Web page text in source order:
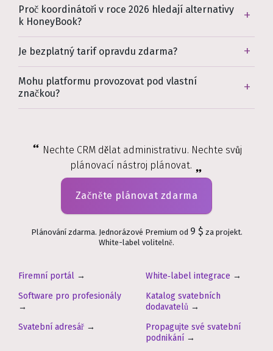
Proč koordinátoři v roce 2026 hledají alternativy
k HoneyBook?
Je bezplatný tarif opravdu zdarma?
Mohu platformu provozovat pod vlastní
značkou?
Nechte CRM dělat administrativu. Nechte svůj
plánovací nástroj plánovat.
Začněte plánovat zdarma
Plánování zdarma. Jednorázové Premium od 9 $ za projekt.
White-label volitelně.
Firemní portál → White‑label integrace →
Software pro profesionály
→
Katalog svatebních
dodavatelů →
Svatební adresář →
Propagujte své svatební
podnikání →